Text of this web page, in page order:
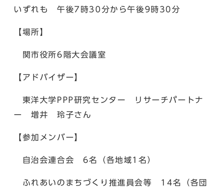
いずれも 午後7時30分から午後9時30分
【場所】
関市役所6階大会議室
【アドバイザー】
東洋大学PPP研究センター リサーチパートナ
ー 増井 玲子さん
【参加メンバー】
自治会連合会 6名（各地域1名）
ふれあいのまちづくり推進員会等 14名（各団